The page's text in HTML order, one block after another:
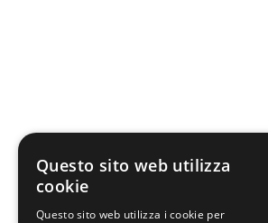
Questo sito web utilizza
cookie
Questo sito web utilizza i cookie per